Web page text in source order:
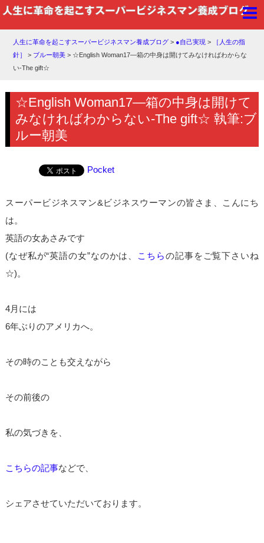
人生に革命を起こすスーパービジネスマン養成ブログ > ●自己実現 >
［人生の指
針］
> ブルー朝美 > ☆English Woman17―箱の中身は開けてみなければわからな
い-The gift☆
☆English Woman17―箱の中身は開けて
みなければわからない-The gift☆ 執筆:ブ
ルー朝美
Pocket
スーパービジネスマン&ビジネスウーマンの皆さま、こんにち
は。
英語の女あさみです
(なぜ私が“英語の女”なのかは、
こちらの記事をご覧下さいね
☆)。
4月には
6年ぶりのアメリカへ。
その時のことも交えながら
その前後の
私の気づきを、
こちらの記事などで、
シェアさせていただいております。